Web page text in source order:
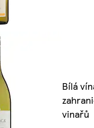
Bílá
vinařů